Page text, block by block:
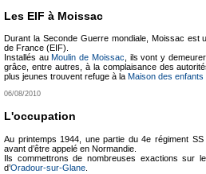
Les EIF à Moissac
Durant la Seconde Guerre mondiale, Moissac est
de France (EIF).
Installés au Moulin de Moissac , ils vont y
grâce, entre autres, à la complaisance des
plus jeunes trouvent refuge à la Maison des enfants
06/08/2010
L'occupation
Au printemps 1944, une partie du 4e régiment
avant d’être appelé en Normandie.
Ils commettrons de nombreuses exactions sur
d’Oradour-sur-Glane